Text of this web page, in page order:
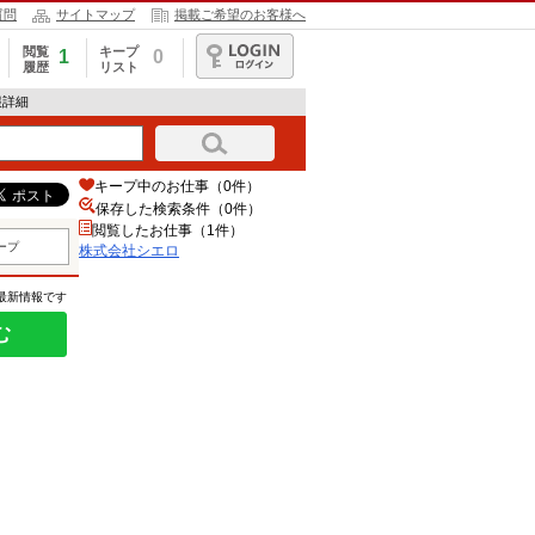
問 サイトマップ 掲載ご希望のお客様へ
閲覧
履歴
1
キープ
リスト
0
ログイン
詳細
プ
新情報です
キープ中のお仕事（0件）
保存した検索条件（0件）
閲覧したお仕事（1件）
株式会社シエロ